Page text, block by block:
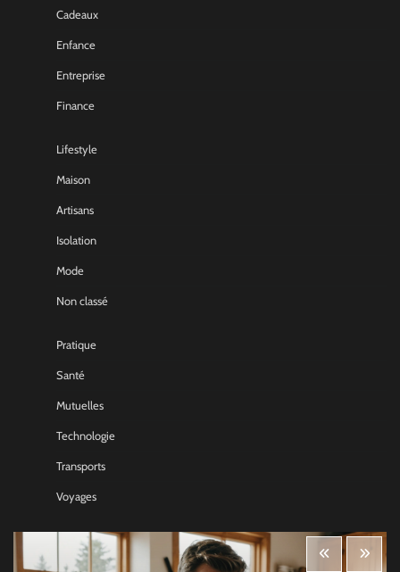
Cadeaux
Enfance
Entreprise
Finance
Lifestyle
Maison
Artisans
Isolation
Mode
Non classé
Pratique
Santé
Mutuelles
Technologie
Transports
Voyages